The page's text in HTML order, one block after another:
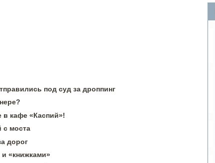
под суд за дроппинг
в кафе «Каспий»!
с моста
дорог
«книжками»